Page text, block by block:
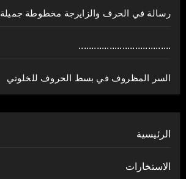
رسالة في الحرف والزايرجة مخطوطة جميلة
....................................
السر المظروف في بسط الحروف للخلوتي
الرئيسية
الاستخارات